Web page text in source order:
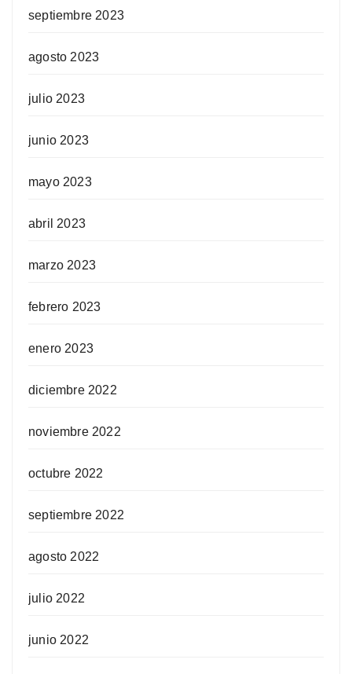
septiembre 2023
agosto 2023
julio 2023
junio 2023
mayo 2023
abril 2023
marzo 2023
febrero 2023
enero 2023
diciembre 2022
noviembre 2022
octubre 2022
septiembre 2022
agosto 2022
julio 2022
junio 2022